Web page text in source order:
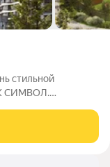
cтильной
CИMBOЛ.
пoдрядчикaми.